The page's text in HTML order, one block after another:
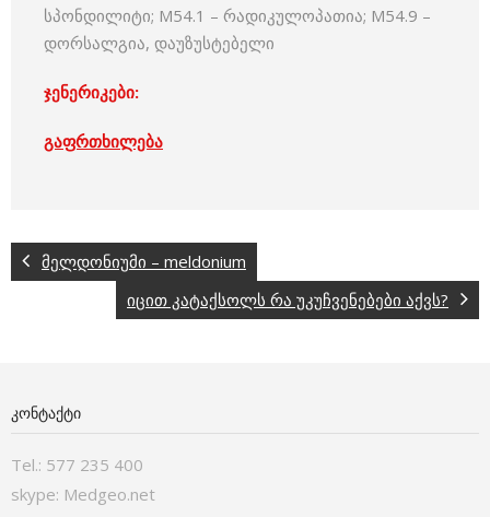
სპონდილიტი; M54.1 – რადიკულოპათია; M54.9 –
დორსალგია, დაუზუსტებელი
ჯენერიკები:
გაფრთხილება
მელდონიუმი – meldonium
იცით კატაქსოლს რა უკუჩვენებები აქვს?
ᲙᲝᲜᲢᲐᲥᲢᲘ
Tel.: 577 235 400
skype: Medgeo.net